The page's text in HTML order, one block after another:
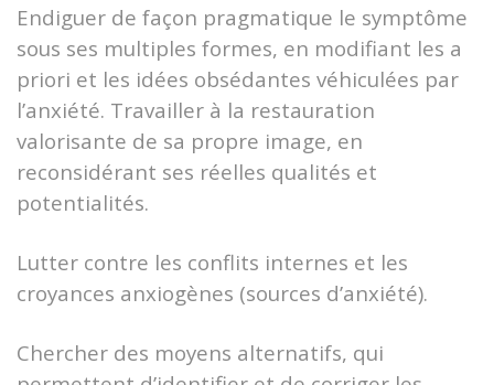
Endiguer de façon pragmatique le symptôme
sous ses multiples formes, en modifiant les a
priori et les idées obsédantes véhiculées par
l’anxiété. Travailler à la restauration
valorisante de sa propre image, en
reconsidérant ses réelles qualités et
potentialités.
Lutter contre les conflits internes et les
croyances anxiogènes (sources d’anxiété).
Chercher des moyens alternatifs, qui